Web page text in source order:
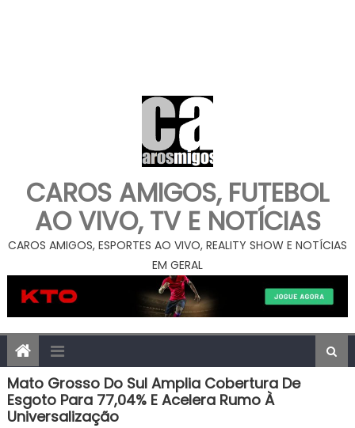
CAROS AMIGOS, FUTEBOL
AO VIVO, TV E NOTÍCIAS
CAROS AMIGOS, ESPORTES AO VIVO, REALITY SHOW E NOTÍCIAS
EM GERAL
Mato Grosso Do Sul Amplia Cobertura De
Esgoto Para 77,04% E Acelera Rumo À
Universalização